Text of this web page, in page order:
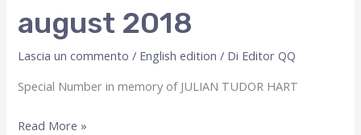
august 2018
Lascia un commento / English edition / Di Editor QQ
Special Number in memory of JULIAN TUDOR HART
august
Read More »